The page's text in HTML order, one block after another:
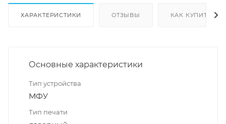
ХАРАКТЕРИСТИКИ ОТЗЫВЫ КАК КУПИТЬ
Основные характеристики
Тип устройства
МФУ
Тип печати